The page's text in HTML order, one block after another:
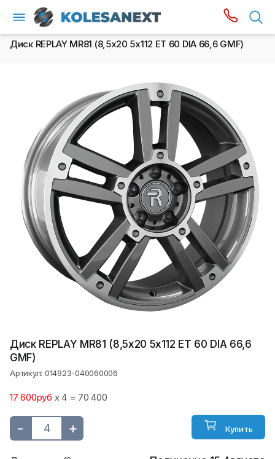
Диск REPLAY MR81 (8,5х20 5x112 ET 60 DIA 66,6 GMF)
Диск REPLAY MR81 (8,5х20 5x112 ET 60 DIA 66,6
GMF)
Артикул: 014923-040060006
17 600руб x 4 = 70 400
- + Купить